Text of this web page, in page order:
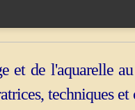
et de l'aquarelle
techniques